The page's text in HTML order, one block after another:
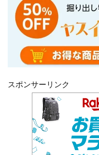
スポンサーリンク